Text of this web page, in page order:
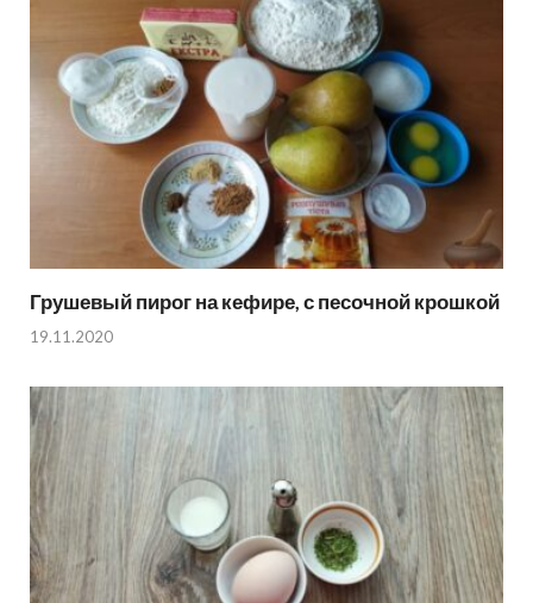
Грушевый пирог на кефире, с песочной крошкой
19.11.2020